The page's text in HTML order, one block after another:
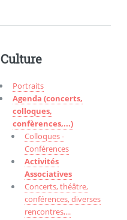
Culture
Portraits
Agenda (concerts,
colloques,
confèrences,...)
Colloques -
Conférences
Activités
Associatives
Concerts, théâtre,
conférences, diverses
rencontres,...